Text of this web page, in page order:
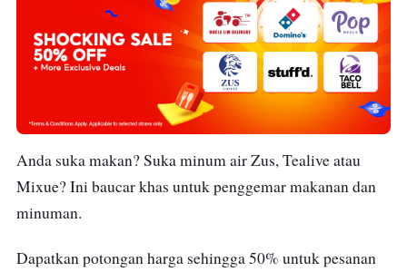
Anda suka makan? Suka minum air Zus, Tealive atau
Mixue? Ini baucar khas untuk penggemar makanan dan
minuman.
Dapatkan potongan harga sehingga 50% untuk pesanan